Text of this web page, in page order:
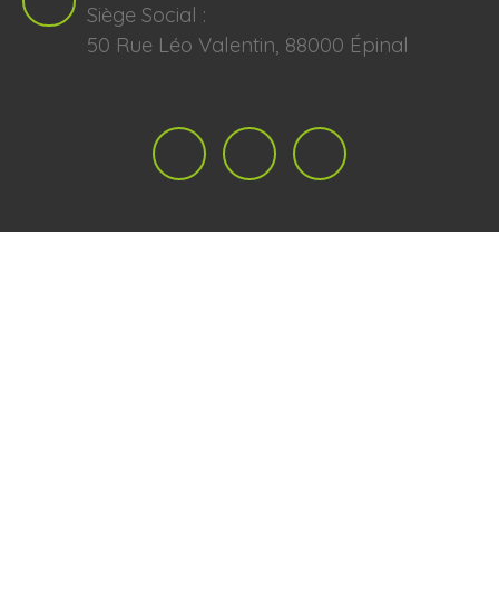
Siège Social :
50 Rue Léo Valentin, 88000 Épinal